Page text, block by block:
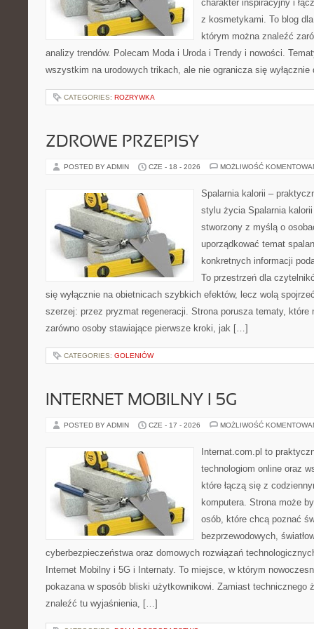
charakter inspiracyjny i
z kosmetykami. To blog
którym można znaleźć
analizy trendów. Polecam Moda i Uroda i Trendy i nowości.
wszystkim na urodowych trikach, ale nie ogranicza się
CATEGORIES: ROZRYWKA
ZDROWE PRZEPISY
POSTED BY ADMIN CZE - 18 - 2026 MOŻLIWOŚĆ
Spalarnia kalorii –
stylu życia Spalarnia
stworzony z myślą o
uporządkować temat
konkretnych informacji
To przestrzeń dla
się wyłącznie na obietnicach szybkich efektów, lecz wolą
szerzej: przez pryzmat regeneracji. Strona porusza tematy, które
zarówno osoby stawiające pierwsze kroki, jak […]
CATEGORIES: GOLENIÓW
INTERNET MOBILNY I 5G
POSTED BY ADMIN CZE - 17 - 2026 MOŻLIWOŚĆ
Internat.com.pl to
technologiom online oraz
które łączą się z
komputera. Strona może
osób, które chcą poznać
bezprzewodowych,
cyberbezpieczeństwa oraz domowych rozwiązań
Internet Mobilny i 5G i Internaty. To miejsce, w którym
pokazana w sposób bliski użytkownikowi. Zamiast technicznego
znaleźć tu wyjaśnienia, […]